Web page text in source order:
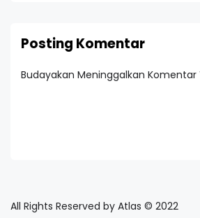
Posting Komentar
Budayakan Meninggalkan Komentar
All Rights Reserved by Atlas © 2022